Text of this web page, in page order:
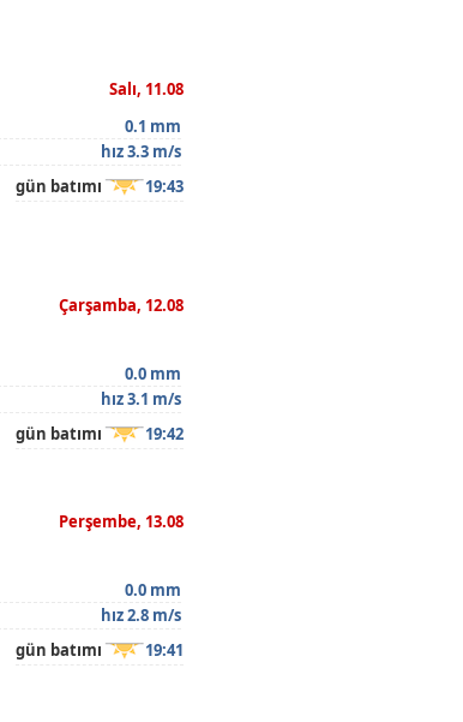
Salı, 11.08
0.1 mm
hız 3.3 m/s
gün batımı 19:43
Çarşamba, 12.08
0.0 mm
hız 3.1 m/s
gün batımı 19:42
Perşembe, 13.08
0.0 mm
hız 2.8 m/s
gün batımı 19:41